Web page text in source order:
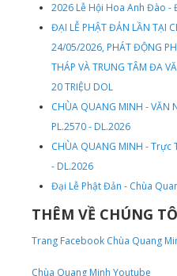
2026 Lễ Hội Hoa Anh Đào -
ĐẠI LỄ PHẬT ĐẢN LẦN TẠI
24/05/2026, PHÁT ĐỘNG
THÁP VÀ TRUNG TÂM ĐA
20 TRIỆU DOL
CHÙA QUANG MINH - VĂN
PL.2570 - DL.2026
CHÙA QUANG MINH - Trực
- DL.2026
Đại Lễ Phật Đản - Chùa
THÊM VỀ CHÚNG
Trang Facebook Chùa Quang
Chùa Quang Minh Youtube